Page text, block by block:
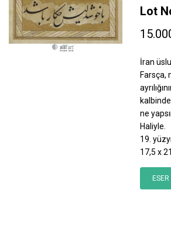
Lot
İran
Farsça,
ne
Haliyle.
19.
17,5 x